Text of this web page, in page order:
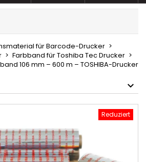
für Barcode-Drucker
Farbband für Toshiba Tec Drucker
106 mm – 600 m – TOSHIBA-Drucker
Reduziert